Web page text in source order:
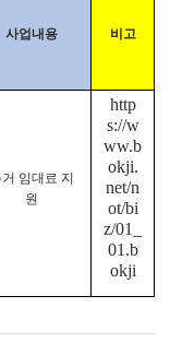
사업내용 비고
거 임대료 지
원
http
s://w
ww.b
okji.
net/n
ot/bi
z/01_
01.b
okji